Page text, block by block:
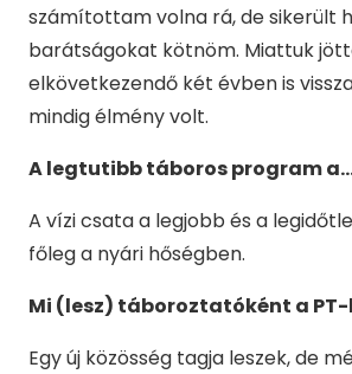
számítottam volna rá, de sikerült
barátságokat kötnöm. Miattuk
elkövetkezendő két évben is
mindig élmény volt.
A legtutibb táboros program
A vízi csata a legjobb és a
főleg a nyári hőségben.
Mi (lesz) táboroztatóként a
Egy új közösség tagja leszek, de